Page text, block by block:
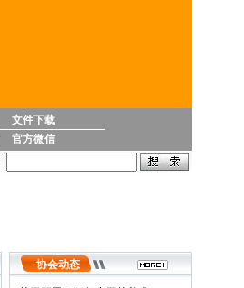
文件下载
官方微信
协会动态